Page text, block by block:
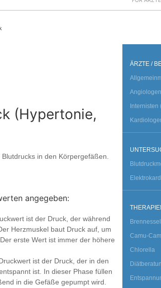
(Hypertonie,
in den Körpergefäßen.
angegeben:
ist der Druck, der während
Herzmuskel baut Druck auf, um
erste Wert ist immer der höhere
ist der Druck, der in den
ist. In dieser Phase füllen
in die Gefäße gepumpt wird.
ÄRZTE /
Brennessel
Camu-
Chlorella